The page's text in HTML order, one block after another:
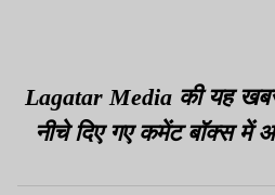
Lagatar Media की यह
नीचे दिए गए कमेंट बॉक्स में